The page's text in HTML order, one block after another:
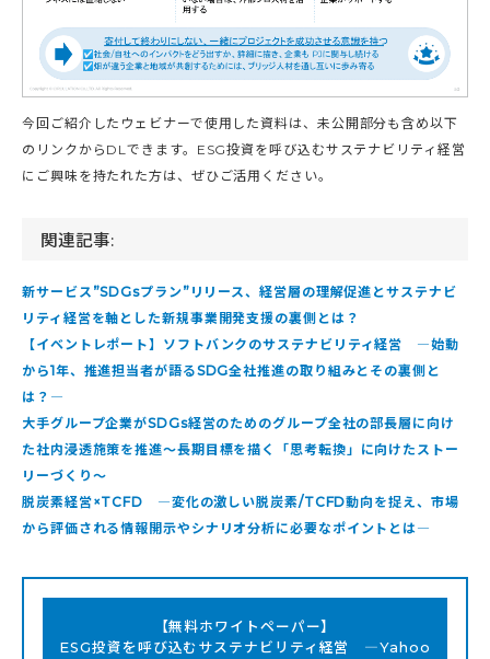
今回ご紹介したウェビナーで使用した資料は、未公開部分も含め以下
のリンクからDLできます。ESG投資を呼び込むサステナビリティ経営
にご興味を持たれた方は、ぜひご活用ください。
関連記事:
新サービス”SDGsプラン”リリース、経営層の理解促進とサステナビ
リティ経営を軸とした新規事業開発支援の裏側とは？
【イベントレポート】ソフトバンクのサステナビリティ経営 ―始動
から1年、推進担当者が語るSDG全社推進の取り組みとその裏側と
は？―
大手グループ企業がSDGs経営のためのグループ全社の部長層に向け
た社内浸透施策を推進～長期目標を描く「思考転換」に向けたストー
リーづくり～
脱炭素経営×TCFD ―変化の激しい脱炭素/TCFD動向を捉え、市場
から評価される情報開示やシナリオ分析に必要なポイントとは―
【無料ホワイトペーパー】
ESG投資を呼び込むサステナビリティ経営 ―Yahoo